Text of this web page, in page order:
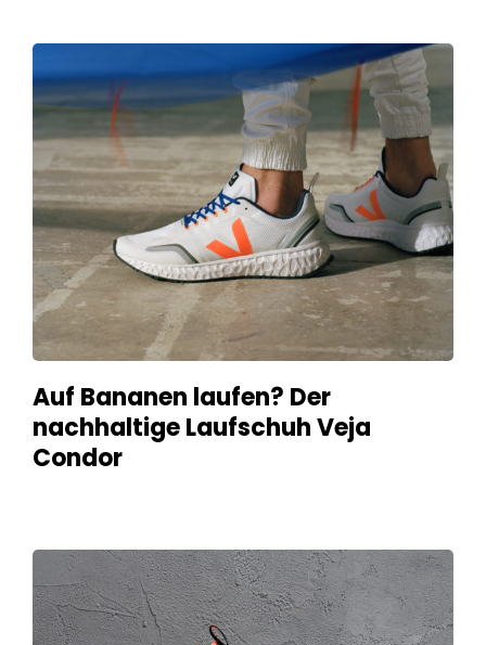
Auf Bananen laufen? Der
nachhaltige Laufschuh Veja
Condor